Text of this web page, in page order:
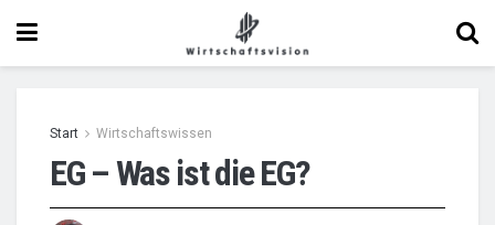
Start Wirtschaftswissen
EG – Was ist die EG?